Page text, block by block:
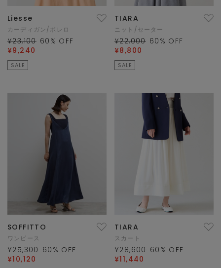
Liesse
カーディガン/ボレロ
¥23,100 60 % OFF
¥9,240
SALE
TIARA
ニット/セーター
¥22,000 60 % OFF
¥8,800
SALE
SOFFITTO
ワンピース
¥25,300 60 % OFF
¥10,120
TIARA
スカート
¥28,600 60 % OFF
¥11,440